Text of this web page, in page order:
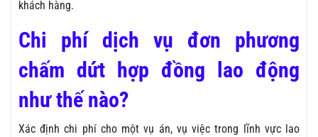
khách hàng.
Chi phí dịch vụ đơn phương
chấm dứt hợp đồng lao động
như thế nào?
Xác định chi phí cho một vụ án, vụ việc trong lĩnh vực lao